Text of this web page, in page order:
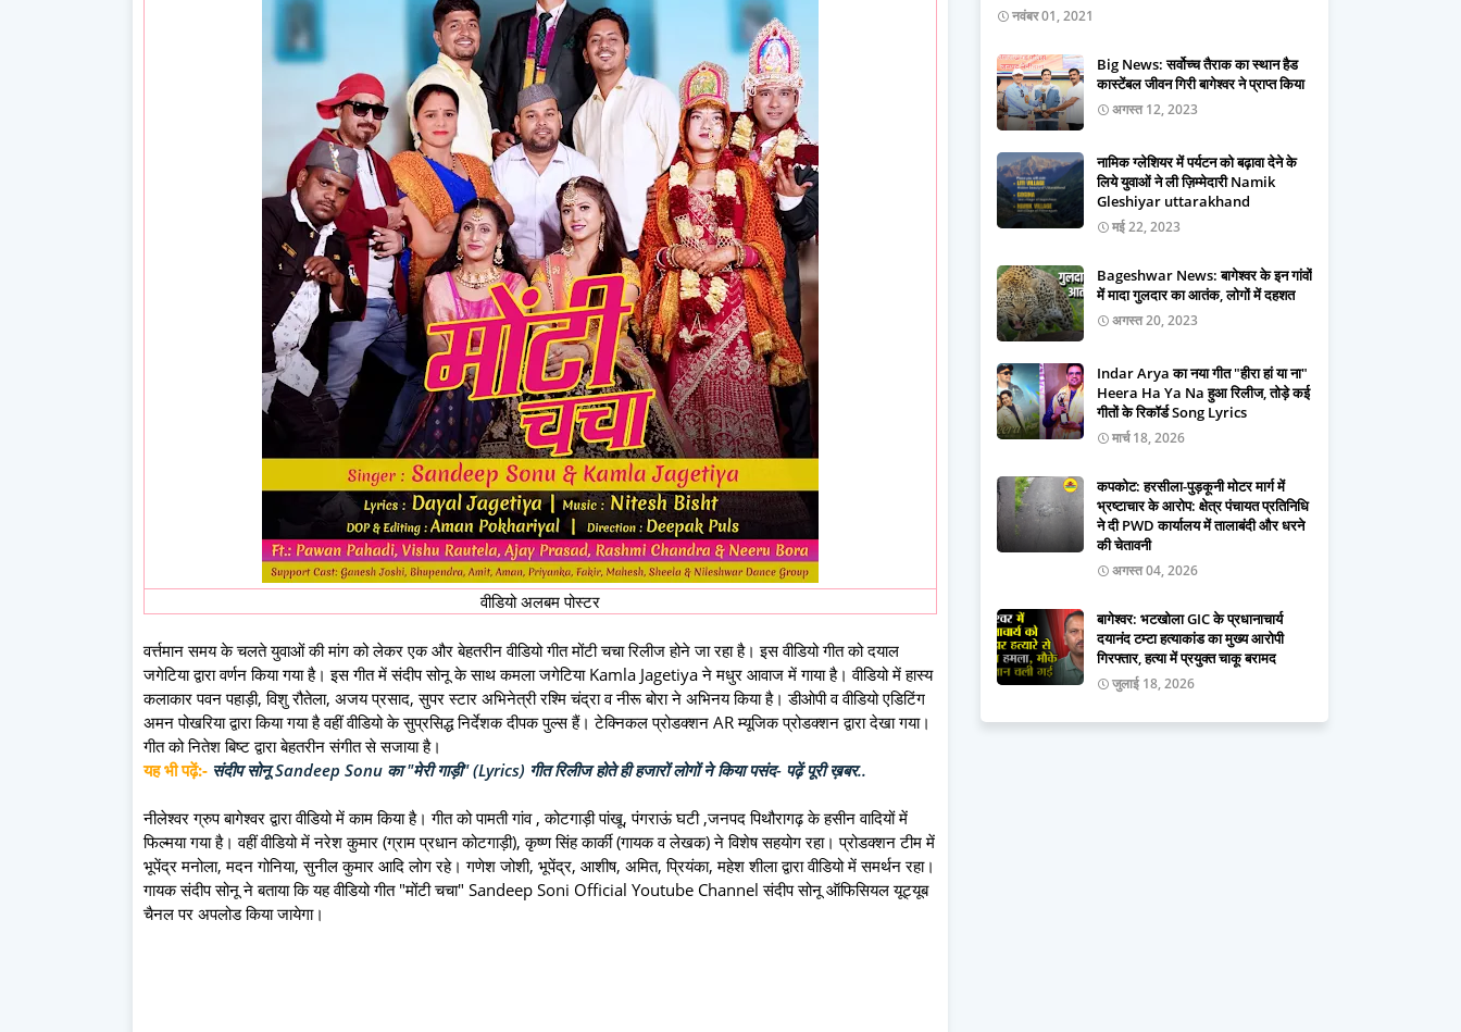
वीडियो अलबम पोस्टर
वर्त्तमान समय के चलते युवाओं की मांग को लेकर एक और बेहतरीन वीडियो गीत मोंटी चचा रिलीज होने जा रहा है। इस वीडियो गीत को दयाल
जगेटिया द्वारा वर्णन किया गया है। इस गीत में संदीप सोनू के साथ कमला जगेटिया Kamla Jagetiya ने मधुर आवाज में गाया है। वीडियो में हास्य
कलाकार पवन पहाड़ी, विशु रौतेला, अजय प्रसाद, सुपर स्टार अभिनेत्री रश्मि चंद्रा व नीरू बोरा ने अभिनय किया है। डीओपी व वीडियो एडिटिंग
अमन पोखरिया द्वारा किया गया है वहीं वीडियो के सुप्रसिद्ध निर्देशक दीपक पुल्स हैं। टेक्निकल प्रोडक्शन AR म्यूजिक प्रोडक्शन द्वारा देखा गया।
गीत को नितेश बिष्ट द्वारा बेहतरीन संगीत से सजाया है।
यह भी पढ़ें:- संदीप सोनू Sandeep Sonu का "मेरी गाड़ी" (Lyrics) गीत रिलीज होते ही हजारों लोगों ने किया पसंद- पढ़ें पूरी ख़बर..
नीलेश्वर ग्रुप बागेश्वर द्वारा वीडियो में काम किया है। गीत को पामती गांव , कोटगाड़ी पांखू, पंगराऊं घटी ,जनपद पिथौरागढ़ के हसीन वादियों में
फिल्मया गया है। वहीं वीडियो में नरेश कुमार (ग्राम प्रधान कोटगाड़ी), कृष्ण सिंह कार्की (गायक व लेखक) ने विशेष सहयोग रहा। प्रोडक्शन टीम में
भूपेंद्र मनोला, मदन गोनिया, सुनील कुमार आदि लोग रहे। गणेश जोशी, भूपेंद्र, आशीष, अमित, प्रियंका, महेश शीला द्वारा वीडियो में समर्थन रहा।
गायक संदीप सोनू ने बताया कि यह वीडियो गीत "मोंटी चचा" Sandeep Soni Official Youtube Channel संदीप सोनू ऑफिसियल यूट्यूब
चैनल पर अपलोड किया जायेगा।
नवंबर 01, 2021
Big News: सर्वोच्च तैराक का स्थान हैड
कास्टेंबल जीवन गिरी बागेश्वर ने प्राप्त किया
अगस्त 12, 2023
नामिक ग्लेशियर में पर्यटन को बढ़ावा देने के
लिये युवाओं ने ली ज़िम्मेदारी Namik
Gleshiyar uttarakhand
मई 22, 2023
Bageshwar News: बागेश्वर के इन गांवों
में मादा गुलदार का आतंक, लोगों में दहशत
अगस्त 20, 2023
Indar Arya का नया गीत "हीरा हां या ना"
Heera Ha Ya Na हुआ रिलीज, तोड़े कई
गीतों के रिकॉर्ड Song Lyrics
मार्च 18, 2026
कपकोट: हरसीला-पुड़कूनी मोटर मार्ग में
भ्रष्टाचार के आरोप: क्षेत्र पंचायत प्रतिनिधि
ने दी PWD कार्यालय में तालाबंदी और धरने
की चेतावनी
अगस्त 04, 2026
बागेश्वर: भटखोला GIC के प्रधानाचार्य
दयानंद टम्टा हत्याकांड का मुख्य आरोपी
गिरफ्तार, हत्या में प्रयुक्त चाकू बरामद
जुलाई 18, 2026